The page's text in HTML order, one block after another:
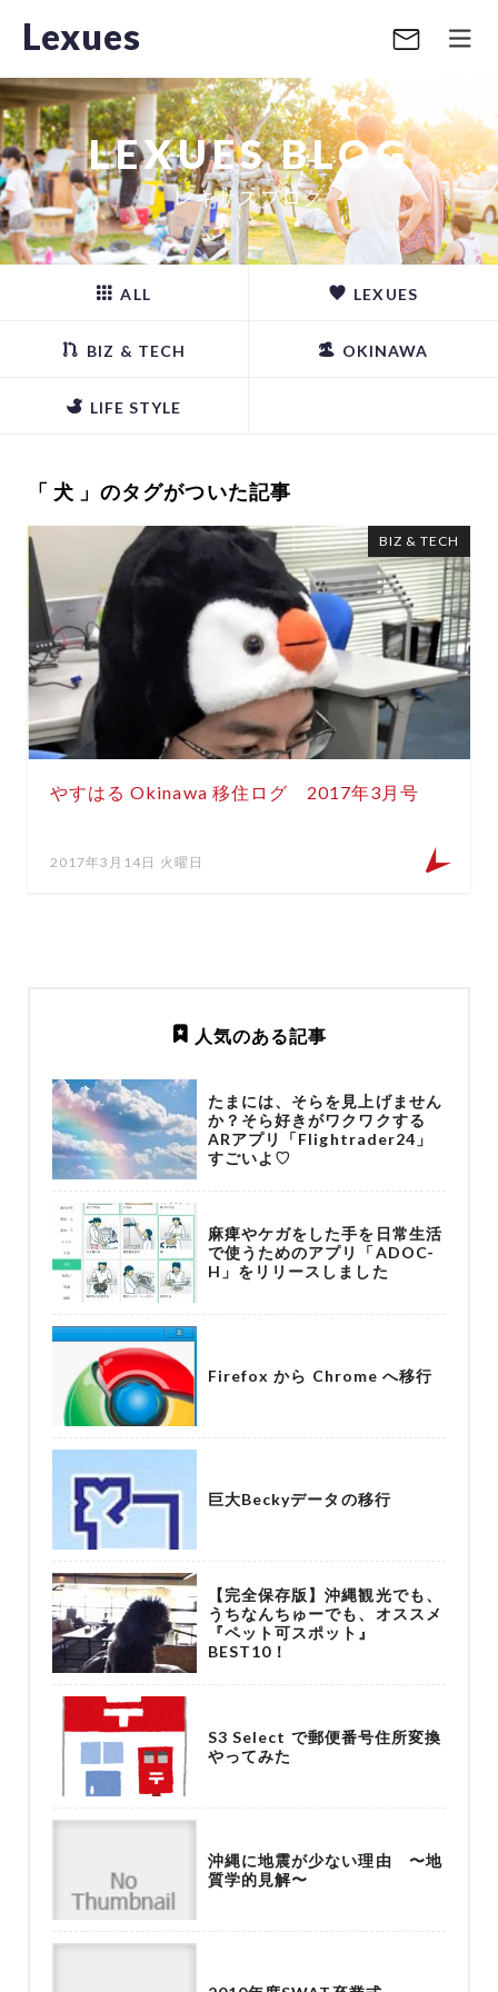
Lexues
LEXUES BLOG
レキサスブログ
ALL LEXUES
BIZ & TECH OKINAWA
LIFE STYLE
「 犬 」のタグがついた記事
やすはる Okinawa 移住ログ 2017年3月号
2017年3月14日 火曜日
BIZ & TECH
人気のある記事
たまには、そらを見上げません
か？そら好きがワクワクする
ARアプリ「Flightrader24」
すごいよ♡
麻痺やケガをした手を日常生活
で使うためのアプリ「ADOC-
H」をリリースしました
Firefox から Chrome へ移行
巨大Beckyデータの移行
【完全保存版】沖縄観光でも、
うちなんちゅーでも、オススメ
『ペット可スポット』
BEST10！
S3 Select で郵便番号住所変換
やってみた
沖縄に地震が少ない理由 〜地
質学的見解〜